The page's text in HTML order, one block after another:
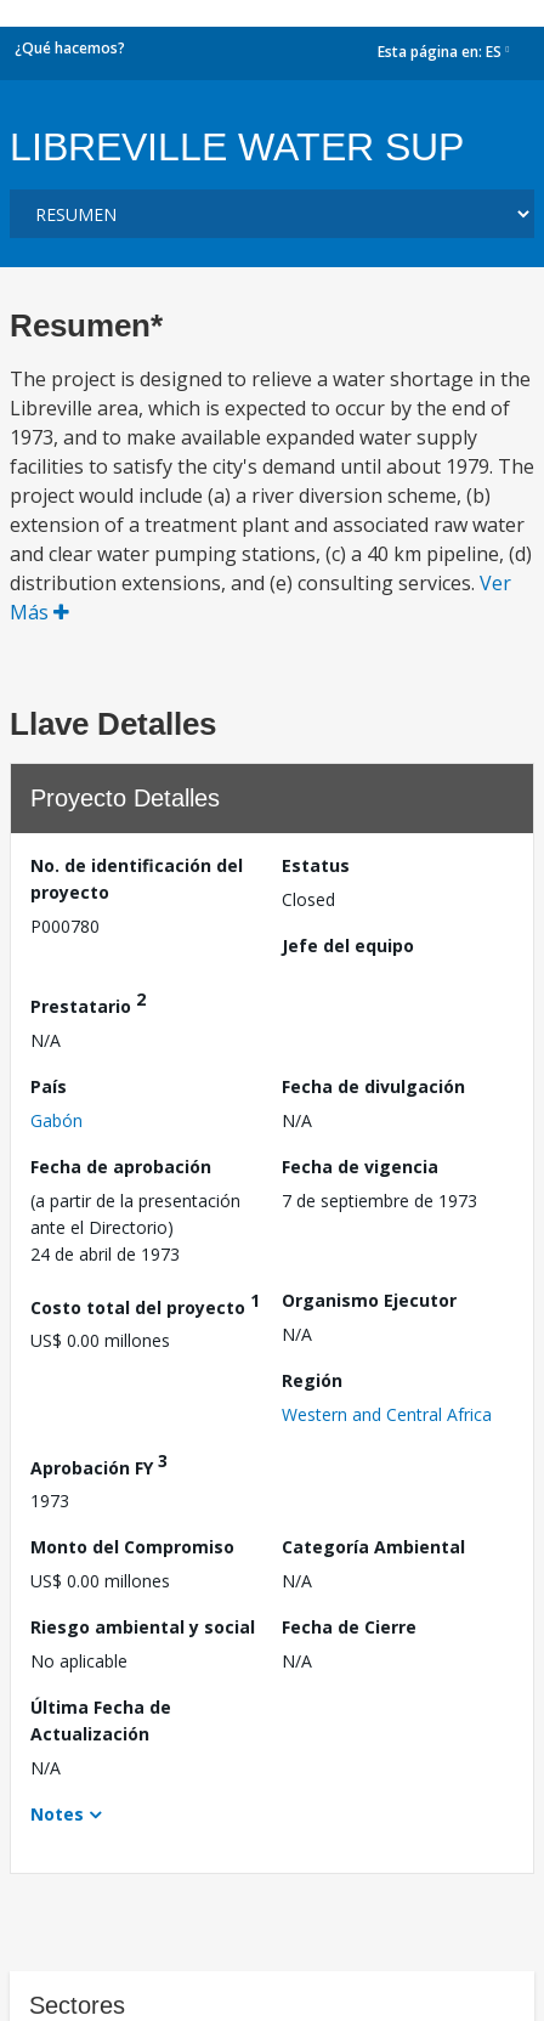
¿Qué hacemos? Esta página en: ES
LIBREVILLE WATER SUP
Resumen*
The project is designed to relieve a water shortage in the
Libreville area, which is expected to occur by the end of
1973, and to make available expanded water supply
facilities to satisfy the city's demand until about 1979. The
project would include (a) a river diversion scheme, (b)
extension of a treatment plant and associated raw water
and clear water pumping stations, (c) a 40 km pipeline, (d)
distribution extensions, and (e) consulting services. Ver
Más
Llave Detalles
Proyecto Detalles
No. de identificación del
proyecto
P000780
Estatus
Closed
Jefe del equipo
Prestatario 2
N/A
País
Gabón
Fecha de divulgación
N/A
Fecha de aprobación
(a partir de la presentación
ante el Directorio)
24 de abril de 1973
Fecha de vigencia
7 de septiembre de 1973
Costo total del proyecto 1
US$ 0.00 millones
Organismo Ejecutor
N/A
Región
Western and Central Africa
Aprobación FY3
1973
Monto del Compromiso
US$ 0.00 millones
Categoría Ambiental
N/A
Riesgo ambiental y social
No aplicable
Fecha de Cierre
N/A
Última Fecha de
Actualización
N/A
Notes
Sectores